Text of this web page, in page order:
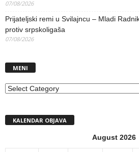
07/08/2026
Prijateljski remi u Svilajncu – Mladi
protiv srpskoligaša
07/08/2026
MENI
MENI
KALENDAR OBJAVA
August 2026